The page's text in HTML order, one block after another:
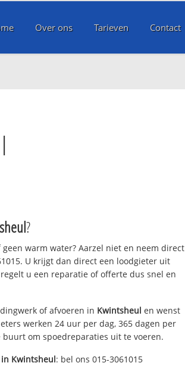
Over ons Tarieven Contact
?
warm water? Aarzel niet en neem direct
U krijgt dan direct een loodgieter uit
u een reparatie of offerte dus snel en
of afvoeren in Kwintsheul en wenst
werken 24 uur per dag, 365 dagen per
om spoedreparaties uit te voeren.
Kwintsheul: bel ons 015-3061015